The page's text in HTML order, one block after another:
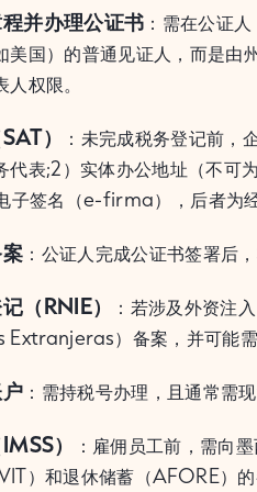
并办理公证书 ：需在公证
美国）的普通见证人，而是由
权限。
）
：未完成税务登记前，
代表;2）实体办公地址（不可
子签名（e-firma），后者为
：公证人完成公证书签署后
（RNIE）
：若涉及外资注
）备案，并可能需
：需持税号办理，且通常需
）
：雇佣员工前，需向
）和退休储蓄（AFORE）的